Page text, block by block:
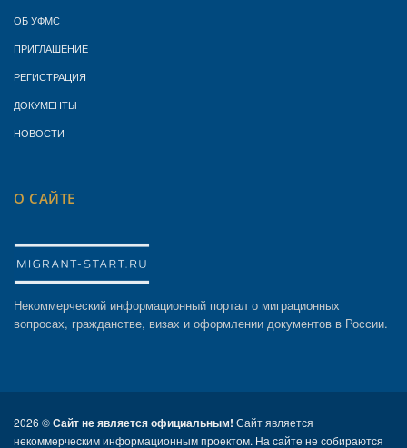
ОБ УФМС
ПРИГЛАШЕНИЕ
РЕГИСТРАЦИЯ
ДОКУМЕНТЫ
НОВОСТИ
О САЙТЕ
Некоммерческий информационный портал о миграционных
вопросах, гражданстве, визах и оформлении документов в России.
2026 ©Сайт не является официальным! Сайт является
некоммерческим информационным проектом. На сайте не собираются